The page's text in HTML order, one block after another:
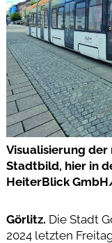
Visualisierung
Stadtbild, hier in
HeiterBlick
Görlitz. Die Stadt
2024 letzten